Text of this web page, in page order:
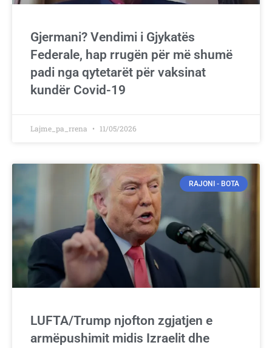
Gjermani? Vendimi i Gjykatës
Federale, hap rrugën për më shumë
padi nga qytetarët për vaksinat
kundër Covid-19
Lajme_pa_rrena 11/05/2026
RAJONI - BOTA
LUFTA/Trump njofton zgjatjen e
armëpushimit midis Izraelit dhe